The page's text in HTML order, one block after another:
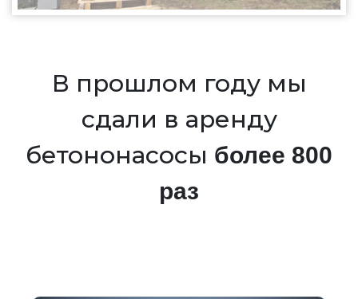
В прошлом году мы
сдали в аренду
бетононасосы более 800
раз